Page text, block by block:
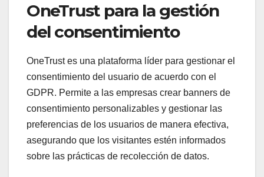
OneTrust para la gestión
del consentimiento
OneTrust es una plataforma líder para gestionar el
consentimiento del usuario de acuerdo con el
GDPR. Permite a las empresas crear banners de
consentimiento personalizables y gestionar las
preferencias de los usuarios de manera efectiva,
asegurando que los visitantes estén informados
sobre las prácticas de recolección de datos.